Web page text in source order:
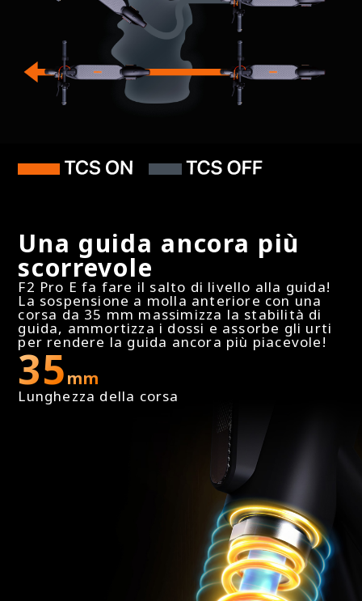
Una guida ancora più
scorrevole
F2 Pro E fa fare il salto di livello alla guida!
La sospensione a molla anteriore con una
corsa da 35 mm massimizza la stabilità di
guida, ammortizza i dossi e assorbe gli urti
per rendere la guida ancora più piacevole!
35mm
Lunghezza della corsa
Apple Find My
Altre Caratteristiche
Chiusura facile in due mosse (con una mano)
Display
Informazioni complete e colorate sul display
Informazioni sul Display LED
LED a colori (velocità, potenza residua, modalità,
manutenzione, connessione bluetooth, indicazione
3 modalità di guida (Eco, Drive, Sport); 1 Modalità